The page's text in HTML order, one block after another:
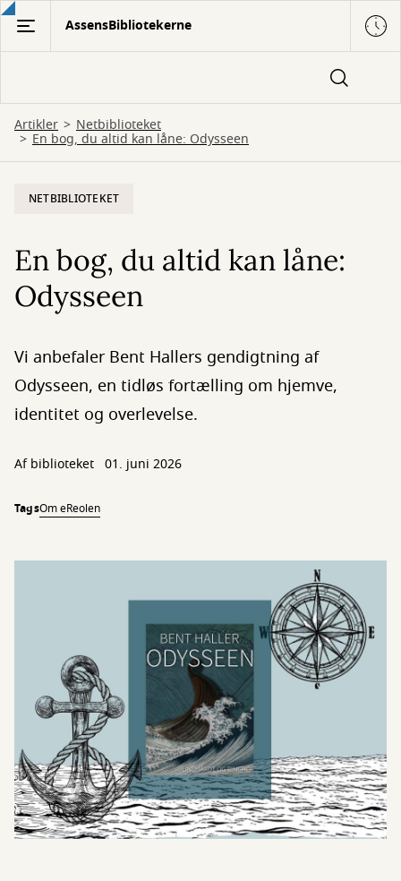
Gå
hovedindhold
AssensBibliotekerne
Artikler Netbiblioteket
En bog, du altid kan låne: Odysseen
NETBIBLIOTEKET
En bog, du altid kan låne:
Odysseen
Vi anbefaler Bent Hallers gendigtning af
Odysseen, en tidløs fortælling om hjemve,
identitet og overlevelse.
Af biblioteket 01. juni 2026
TagsOm eReolen